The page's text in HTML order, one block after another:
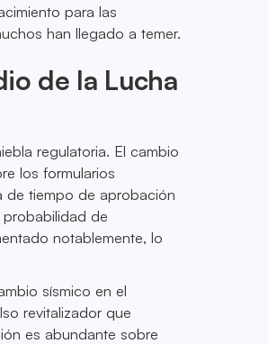
para las
han llegado a temer.
de la Lucha
regulatoria. El cambio
los formularios
de tiempo de aprobación
probabilidad de
notablemente, lo
sísmico en el
revitalizador que
es abundante sobre